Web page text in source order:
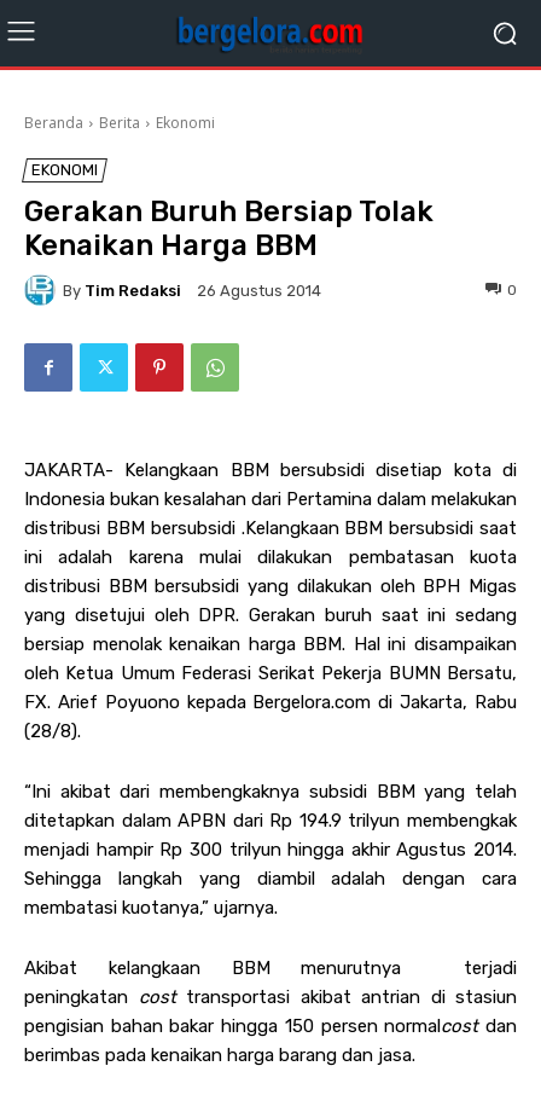
Beranda Berita Ekonomi
EKONOMI
Gerakan Buruh Bersiap Tolak
Kenaikan Harga BBM
By Tim Redaksi 26 Agustus 2014 0
JAKARTA- Kelangkaan BBM bersubsidi disetiap kota di
Indonesia bukan kesalahan dari Pertamina dalam melakukan
distribusi BBM bersubsidi .Kelangkaan BBM bersubsidi saat
ini adalah karena mulai dilakukan pembatasan kuota
distribusi BBM bersubsidi yang dilakukan oleh BPH Migas
yang disetujui oleh DPR. Gerakan buruh saat ini sedang
bersiap menolak kenaikan harga BBM. Hal ini disampaikan
oleh Ketua Umum Federasi Serikat Pekerja BUMN Bersatu,
FX. Arief Poyuono kepada Bergelora.com di Jakarta, Rabu
(28/8).
“Ini akibat dari membengkaknya subsidi BBM yang telah
ditetapkan dalam APBN dari Rp 194.9 trilyun membengkak
menjadi hampir Rp 300 trilyun hingga akhir Agustus 2014.
Sehingga langkah yang diambil adalah dengan cara
membatasi kuotanya,” ujarnya.
Akibat kelangkaan BBM menurutnya terjadi
peningkatan costtransportasi akibat antrian di stasiun
pengisian bahan bakar hingga 150 persen normalcostdan
berimbas pada kenaikan harga barang dan jasa.